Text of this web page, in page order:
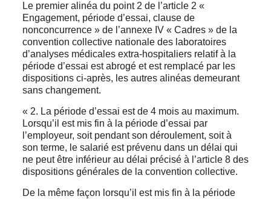
Le premier alinéa du point 2 de l’article 2 «
Engagement, période d’essai, clause de
nonconcurrence » de l’annexe IV « Cadres » de la
convention collective nationale des laboratoires
d’analyses médicales extra-hospitaliers relatif à la
période d’essai est abrogé et est remplacé par les
dispositions ci-après, les autres alinéas demeurant
sans changement.
« 2. La période d’essai est de 4 mois au maximum.
Lorsqu’il est mis fin à la période d’essai par
l’employeur, soit pendant son déroulement, soit à
son terme, le salarié est prévenu dans un délai qui
ne peut être inférieur au délai précisé à l’article 8 des
dispositions générales de la convention collective.
De la même façon lorsqu’il est mis fin à la période